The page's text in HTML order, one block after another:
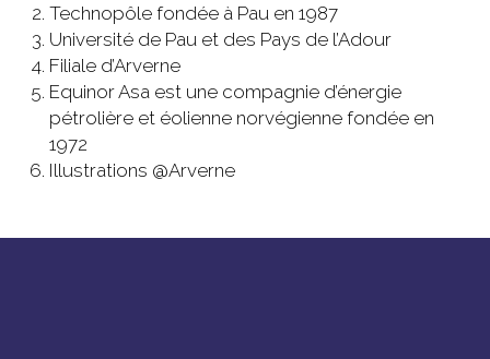
Technopôle fondée à Pau en 1987
Université de Pau et des Pays de l’Adour
Filiale d’Arverne
Equinor Asa est une compagnie d’énergie
pétrolière et éolienne norvégienne fondée en
1972
Illustrations @Arverne